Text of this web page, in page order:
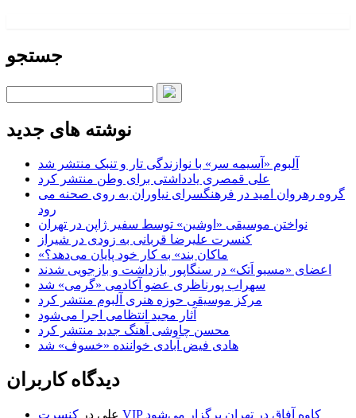
جستجو
نوشته های جدید
آلبوم «آسیمه سر» با نوازندگی تار و تنبک منتشر شد
علی قمصری یادداشتی برای وطن منتشر کرد
گروه رهروان امید در فرهنگسرای نیاوران به روی صحنه می
رود
نواختن موسیقی «اوشین» توسط سفیر ژاپن در تهران
کنسرت علیرضا قربانی به زودی در شیراز
«ماکان بند» به کار خود پایان می‌دهد؟
اعضای «مسیو اَتک» در سنگاپور بازداشت و بازجویی شدند
سهراب پورناظری عضو آکادمی «گرمی» شد
مرکز موسیقی حوزه هنری آلبوم منتشر کرد
آثار مجید انتظامی اجرا می‌شود
محسن چاوشی آهنگ جدید منتشر کرد
هادی فیض آبادی خواننده «خسوف» شد
دیدگاه کاربران
علی در
کنسرت VIP کاوه آفاق در تهران برگزار می‌شود